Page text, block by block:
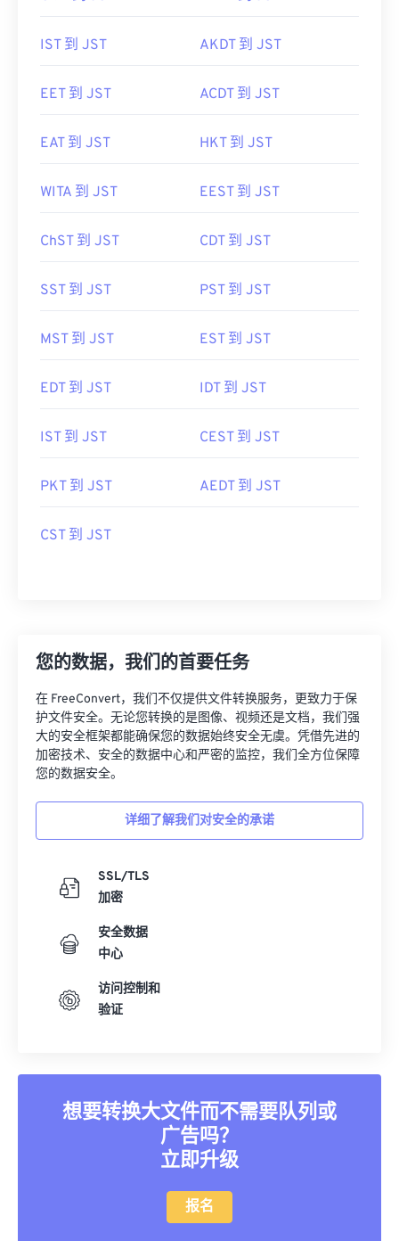
IST 到 JST AKDT 到 JST
EET 到 JST ACDT 到 JST
EAT 到 JST HKT 到 JST
WITA 到 JST EEST 到 JST
ChST 到 JST CDT 到 JST
SST 到 JST PST 到 JST
MST 到 JST EST 到 JST
EDT 到 JST IDT 到 JST
IST 到 JST CEST 到 JST
PKT 到 JST AEDT 到 JST
CST 到 JST
您的数据，我们的首要任务
在 FreeConvert，我们不仅提供文件转换服务，更致力于保
护文件安全。无论您转换的是图像、视频还是文档，我们强
大的安全框架都能确保您的数据始终安全无虞。凭借先进的
加密技术、安全的数据中心和严密的监控，我们全方位保障
您的数据安全。
详细了解我们对安全的承诺
SSL/TLS
加密
安全数据
中心
访问控制和
验证
想要转换大文件而不需要队列或
广告吗？
立即升级
报名